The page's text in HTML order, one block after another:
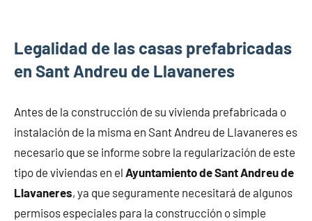
Legalidad de las casas prefabricadas
en Sant Andreu de Llavaneres
Antes de la construcción de su vivienda prefabricada o
instalación de la misma en Sant Andreu de Llavaneres es
necesario que se informe sobre la regularización de este
tipo de viviendas en el Ayuntamiento de Sant Andreu de
Llavaneres, ya que seguramente necesitará de algunos
permisos especiales para la construcción o simple